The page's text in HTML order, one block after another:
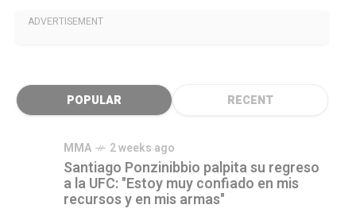
ADVERTISEMENT
POPULAR RECENT
MMA 2 weeks ago
Santiago Ponzinibbio palpita su regreso
a la UFC: "Estoy muy confiado en mis
recursos y en mis armas"